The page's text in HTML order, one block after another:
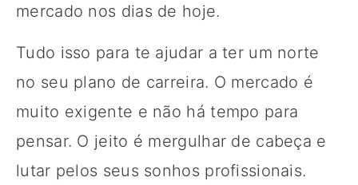
mercado nos dias de hoje.
Tudo isso para te ajudar a ter um norte
no seu plano de carreira. O mercado é
muito exigente e não há tempo para
pensar. O jeito é mergulhar de cabeça e
lutar pelos seus sonhos profissionais.